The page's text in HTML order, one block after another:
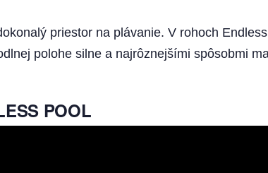
priestor na plávanie. V rohoch
polohe silne a najrôznejšími spôsobmi
POOL